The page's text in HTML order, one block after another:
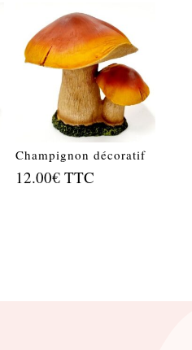
était :
4.50€.
est :
3.00€.
Champignon décoratif
12.00€ TTC